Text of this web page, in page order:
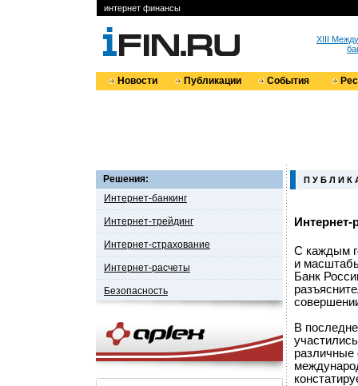
интернет финансы
XIII
Новости Публикации События
Решения:
Интернет-банкинг
Интернет-трейдинг
Интернет-страхование
Интернет-расчеты
Безопасность
П У Б Л И К
С каждым
и
Банк
В
различные